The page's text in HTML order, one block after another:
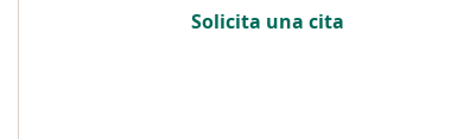
Solicita una cita